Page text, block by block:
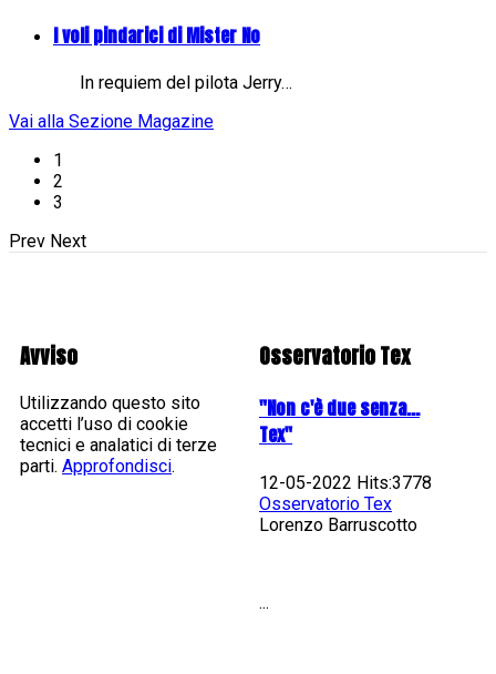
I voli pindarici di Mister No
In requiem del pilota Jerry…
Vai alla Sezione Magazine
1
2
3
Prev Next
Avviso
Utilizzando questo sito
accetti l’uso di cookie
tecnici e analatici di terze
parti. Approfondisci.
Osservatorio Tex
"Non c'è due senza...
Tex"
12-05-2022 Hits:3778
Osservatorio Tex
Lorenzo Barruscotto
...